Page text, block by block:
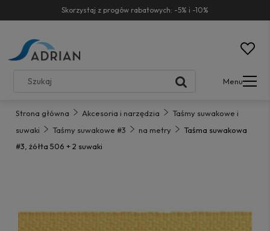
Skorzystaj z progów rabatowych: -5% i -10%
Menu
Strona główna Akcesoria i narzędzia
Taśmy suwakowe i
suwaki
Taśmy suwakowe #3 na metry
Taśma suwakowa
#3, żółta 506 + 2 suwaki